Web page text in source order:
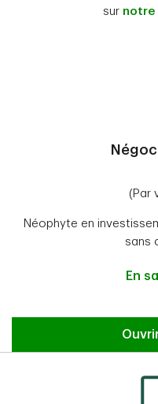
sur notre
(Par
Néophyte en
sans
En